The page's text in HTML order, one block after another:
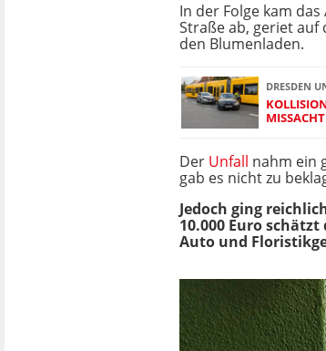
In der Folge kam
Straße ab, geriet auf
den Blumenladen.
DRESDEN
Der Unfall nahm ein
gab es nicht zu
Jedoch ging
10.000 Euro
Auto und